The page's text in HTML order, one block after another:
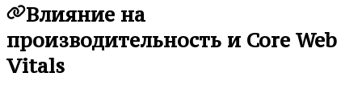
Влияние на
производительность и Core Web
Vitals